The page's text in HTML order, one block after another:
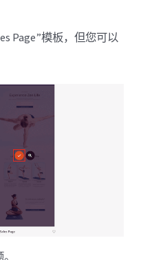
Page”模板，但您可以